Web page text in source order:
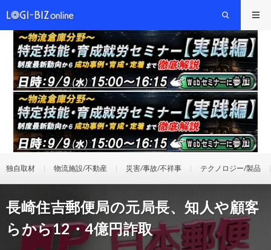
独自取材 物流施設/不動産 災害/事故/不祥事 テクノロジー/製品
長崎住吉郵便局の元局長、知人や顧客
らから12・4億円詐取